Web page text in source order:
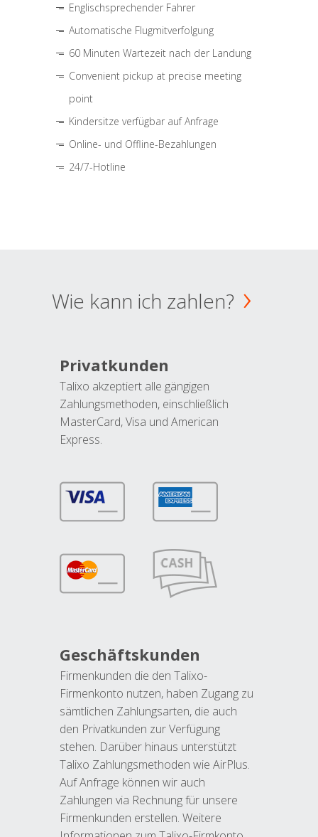
Englischsprechender Fahrer
Automatische Flugmitverfolgung
60 Minuten Wartezeit nach der Landung
Convenient pickup at precise meeting
point
Kindersitze verfügbar auf Anfrage
Online- und Offline-Bezahlungen
24/7-Hotline
Wie kann ich zahlen?
Privatkunden
Talixo akzeptiert alle gängigen
Zahlungsmethoden, einschließlich
MasterCard, Visa und American
Express.
Geschäftskunden
Firmenkunden die den Talixo-
Firmenkonto nutzen, haben Zugang zu
sämtlichen Zahlungsarten, die auch
den Privatkunden zur Verfügung
stehen. Darüber hinaus unterstützt
Talixo Zahlungsmethoden wie AirPlus.
Auf Anfrage können wir auch
Zahlungen via Rechnung für unsere
Firmenkunden erstellen. Weitere